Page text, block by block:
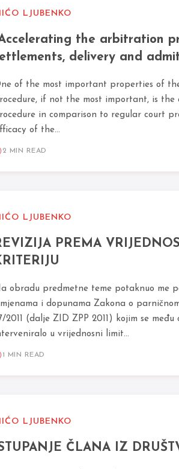
LJUBENKO
the arbitration
delivery and
of the most important properties of
if not the most important, is the
in comparison to regular court
of the...
2 MIN READ
LJUBENKO
PREMA
obradu predmetne teme potaknuo me
i dopunama Zakona o
2011 (dalje ZID ZPP 2011) kojim se među
u vrijednosni limit...
1 MIN READ
LJUBENKO
ČLANA IZ